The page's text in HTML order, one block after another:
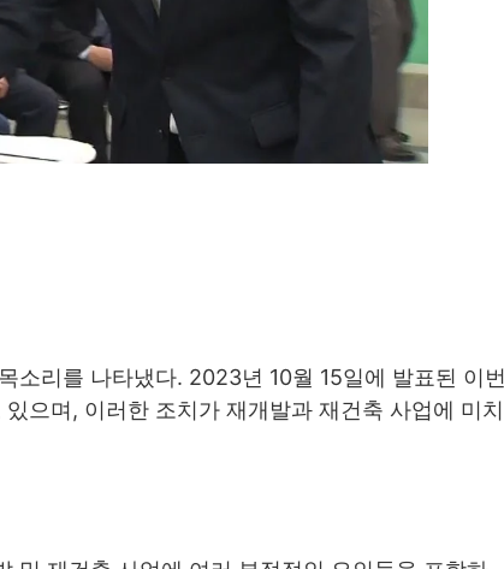
소리를 나타냈다. 2023년 10월 15일에 발표된 이번
으며, 이러한 조치가 재개발과 재건축 사업에 미치